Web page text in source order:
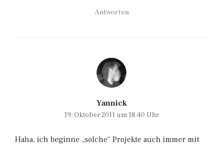
Antworten
Yannick
19. Oktober 2011 um 18:40 Uhr
Haha, ich beginne „solche“ Projekte auch immer mit